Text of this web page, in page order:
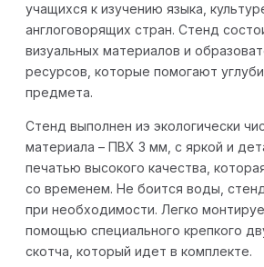
учащихся к изучению языка,
англоговорящих стран. Стенд
визуальных материалов и
ресурсов, которые помогают
предмета.
Стенд выполнен иэ экологически
материала – ПВХ 3 мм, с яркой и
печатью высокого качества,
со временем. Не боится воды,
при необходимости. Легко
помощью специального крепкого
скотча, который идет в комплекте.